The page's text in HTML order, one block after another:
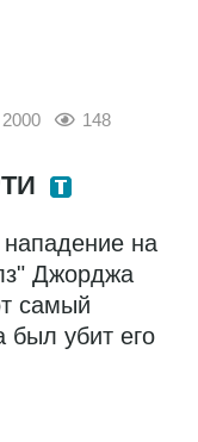
148
на
Джорджа
самый
был убит его